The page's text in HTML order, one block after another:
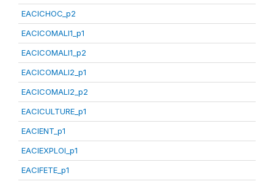
EACICHOC_p2
EACICOMALI1_p1
EACICOMALI1_p2
EACICOMALI2_p1
EACICOMALI2_p2
EACICULTURE_p1
EACIENT_p1
EACIEXPLOI_p1
EACIFETE_p1